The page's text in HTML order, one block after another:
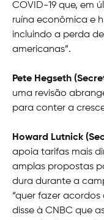
COVID-19 que, em
ruína econômica e
incluindo a perda
americanas”.
Pete Hegseth
uma revisão
para conter a
Howard Lutnick
apoia tarifas mais
amplas propostas
dura durante a
“quer fazer acordos
disse à CNBC que